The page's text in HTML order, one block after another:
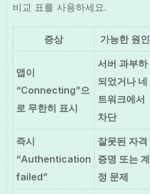
비교 표를 사용하세요.
증상 가능한 원인
앱이
“Connecting”으
로 무한히 표시
서버 과부하
되었거나 네
트워크에서
차단
즉시
“Authentication
failed”
잘못된 자격
증명 또는 계
정 문제